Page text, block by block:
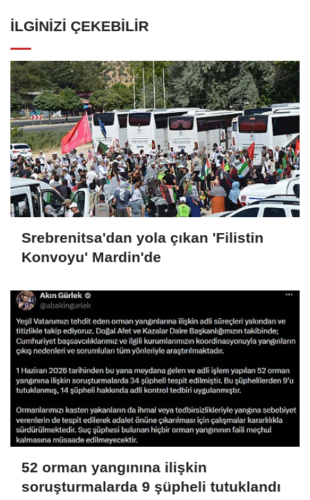
İLGINIZI ÇEKEBILIR
Srebrenitsa'dan yola çıkan 'Filistin
Konvoyu' Mardin'de
52 orman yangınına ilişkin
soruşturmalarda 9 şüpheli tutuklandı